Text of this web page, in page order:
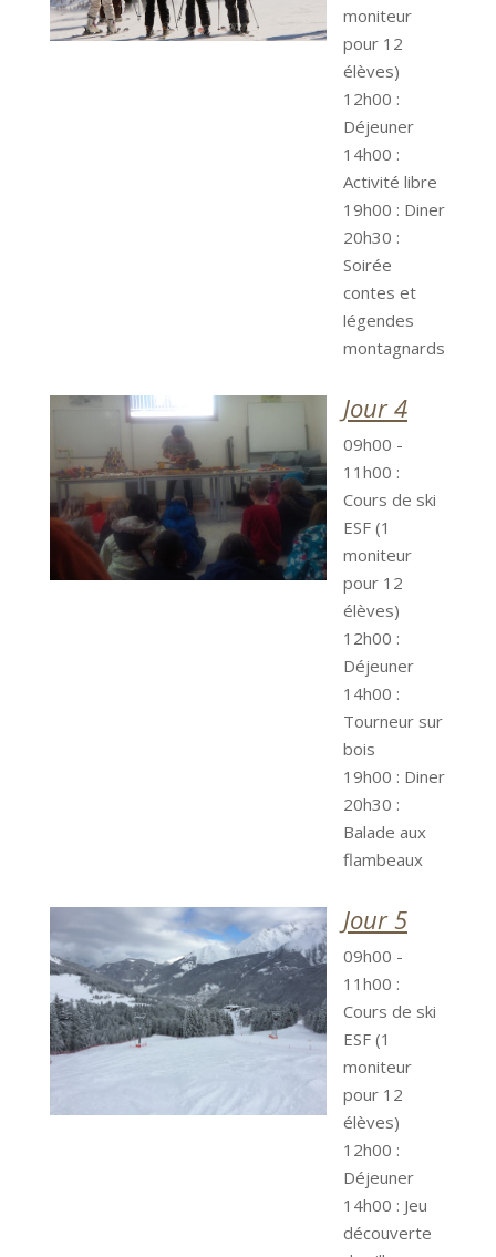
moniteur
pour 12
élèves)
12h00 :
Déjeuner
14h00 :
Activité libre
19h00 : Diner
20h30 :
Soirée
contes et
légendes
montagnards
Jour 4
09h00 -
11h00 :
Cours de ski
ESF (1
moniteur
pour 12
élèves)
12h00 :
Déjeuner
14h00 :
Tourneur sur
bois
19h00 : Diner
20h30 :
Balade aux
flambeaux
Jour 5
09h00 -
11h00 :
Cours de ski
ESF (1
moniteur
pour 12
élèves)
12h00 :
Déjeuner
14h00 : Jeu
découverte